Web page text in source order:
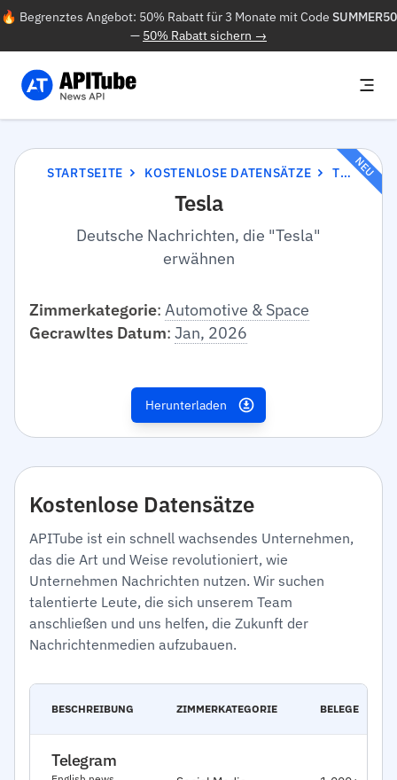
🔥 Begrenztes Angebot: 50% Rabatt für 3 Monate mit Code SUMMER50
— 50% Rabatt sichern →
STARTSEITE KOSTENLOSE DATENSÄTZE TESLA
Tesla
Deutsche Nachrichten, die "Tesla"
erwähnen
NEU
Zimmerkategorie: Automotive & Space
Gecrawltes Datum: Jan, 2026
Herunterladen
Kostenlose Datensätze
APITube ist ein schnell wachsendes Unternehmen,
das die Art und Weise revolutioniert, wie
Unternehmen Nachrichten nutzen. Wir suchen
talentierte Leute, die sich unserem Team
anschließen und uns helfen, die Zukunft der
Nachrichtenmedien aufzubauen.
BESCHREIBUNG ZIMMERKATEGORIE BELEGE
Telegram